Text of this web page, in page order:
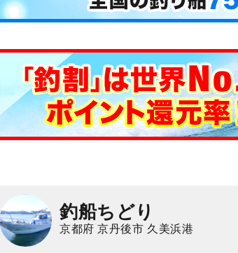
釣船ちどり
京都府 京丹後市 久美浜港